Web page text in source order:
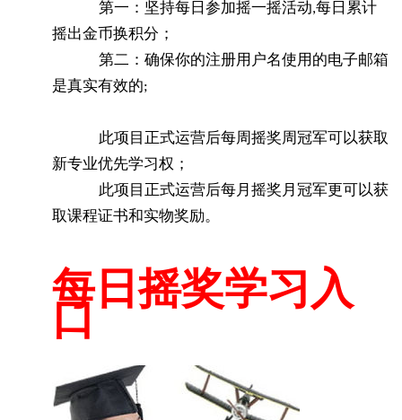
第一：坚持每日参加摇一摇活动,每日累计
摇出金币换积分；
第二：确保你的注册用户名使用的电子邮箱
是真实有效的;
此项目正式运营后每周摇奖周冠军可以获取
新专业优先学习权；
此项目正式运营后每月摇奖月冠军更可以获
取课程证书和实物奖励。
每日摇奖学习入
口